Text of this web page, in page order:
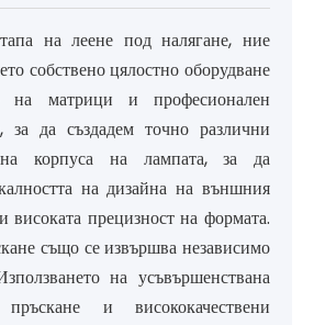
на леене под налягане, ние
собствено цялостно оборудване
на матрици и професионален
за да създадем точно различни
корпуса на лампата, за да
на дизайна на външния
високата прецизност на формата.
също се извършва независимо
на усъвършенствана
и висококачествени